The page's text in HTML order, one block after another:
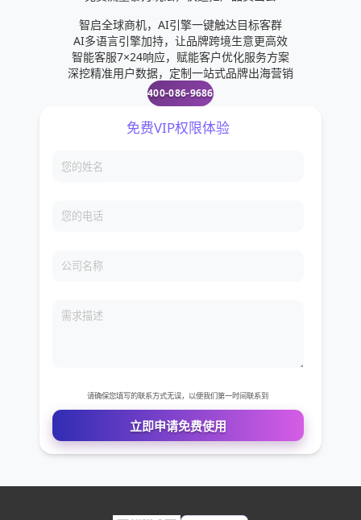
智启全球商机，AI引擎一键触达目标客群
AI多语言引擎加持，让品牌跨境生意更高效
智能客服7×24响应，赋能客户优化服务方案
深挖精准用户数据，定制一站式品牌出海营销
400-086-9686
需求描述
请确保您填写的联系方式无误，以便我们第一时间联系到